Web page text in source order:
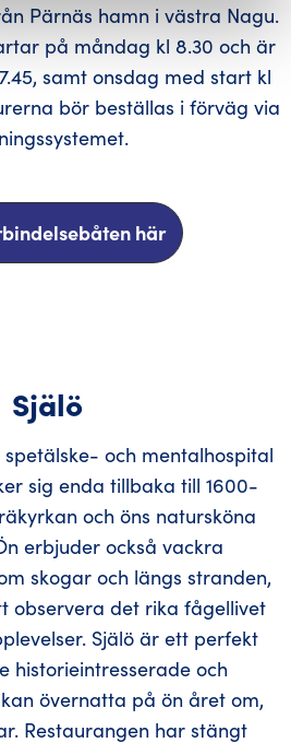
Pärnäs hamn i västra Nagu.
på måndag kl 8.30 och är
samt onsdag med start kl
bör beställas i förväg via
här
Själö
och mentalhospital
sig enda tillbaka till 1600-
och öns natursköna
erbjuder också vackra
skogar och längs stranden,
observera det rika fågellivet
Själö är ett perfekt
historieintresserade och
övernatta på ön året om,
Restaurangen har stängt